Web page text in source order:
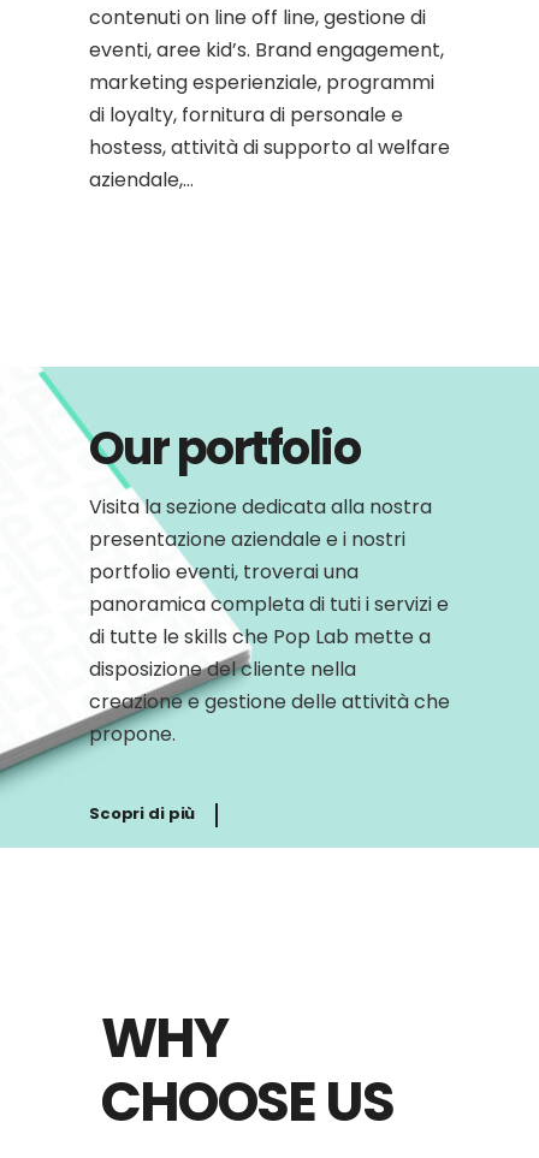
contenuti on line off line, gestione di
eventi, aree kid’s. Brand engagement,
marketing esperienziale, programmi
di loyalty, fornitura di personale e
hostess, attività di supporto al welfare
aziendale,…
Our portfolio
Visita la sezione dedicata alla nostra
presentazione aziendale e i nostri
portfolio eventi, troverai una
panoramica completa di tuti i servizi e
di tutte le skills che Pop Lab mette a
disposizione del cliente nella
creazione e gestione delle attività che
propone.
Scopri di più
WHY
CHOOSE US